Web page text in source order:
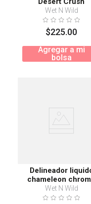
Wet N Wild
$225.00
Agregar a mi
bolsa
Delineador
chameleon
Galaxy Dancer
Wet N Wild